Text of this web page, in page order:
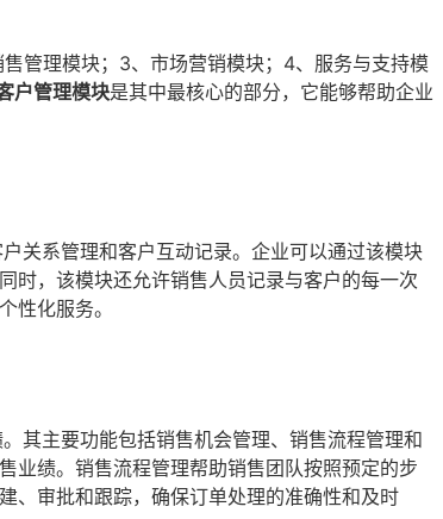
管理模块；3、市场营销模块；4、服务与支持模
户管理模块是其中最核心的部分，它能够帮助企业
关系管理和客户互动记录。企业可以通过该模块
时，该模块还允许销售人员记录与客户的每一次
性化服务。
其主要功能包括销售机会管理、销售流程管理和
业绩。销售流程管理帮助销售团队按照预定的步
、审批和跟踪，确保订单处理的准确性和及时